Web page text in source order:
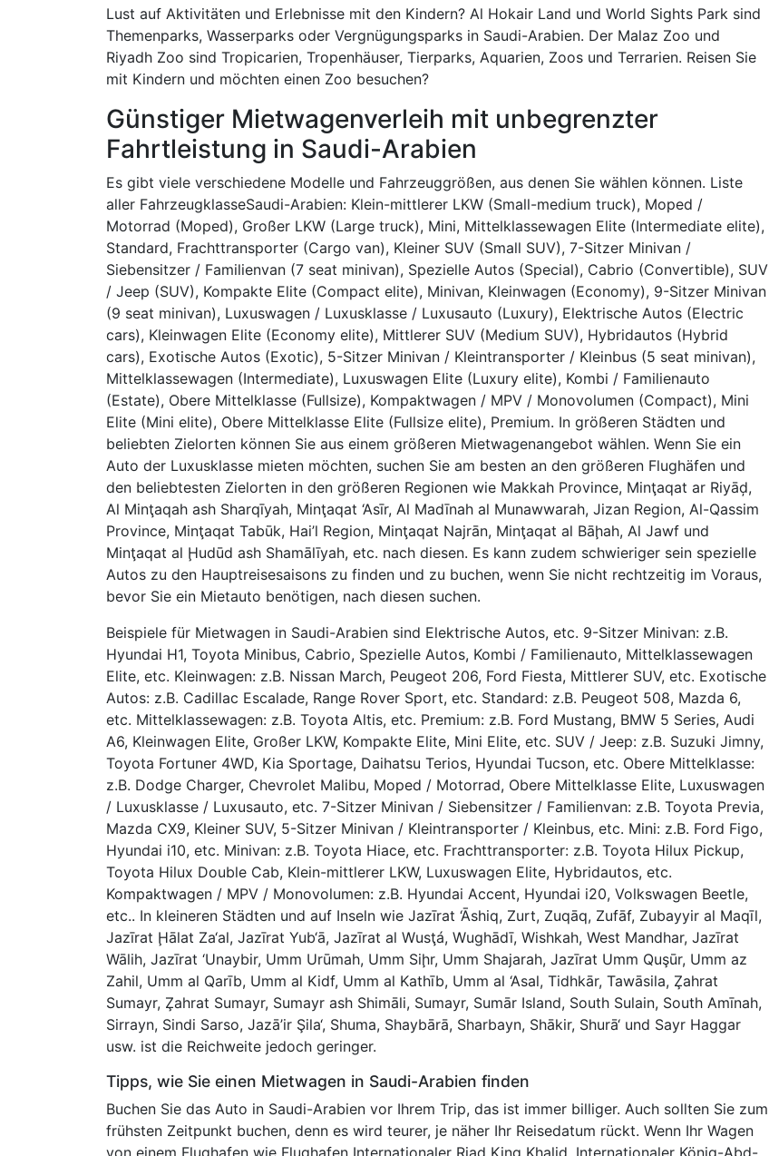
Lust auf Aktivitäten und Erlebnisse mit den Kindern? Al Hokair Land und World Sights Park sind
Themenparks, Wasserparks oder Vergnügungsparks in Saudi-Arabien. Der Malaz Zoo und
Riyadh Zoo sind Tropicarien, Tropenhäuser, Tierparks, Aquarien, Zoos und Terrarien. Reisen Sie
mit Kindern und möchten einen Zoo besuchen?
Günstiger Mietwagenverleih mit unbegrenzter
Fahrtleistung in Saudi-Arabien
Es gibt viele verschiedene Modelle und Fahrzeuggrößen, aus denen Sie wählen können. Liste
aller FahrzeugklasseSaudi-Arabien: Klein-mittlerer LKW (Small-medium truck), Moped /
Motorrad (Moped), Großer LKW (Large truck), Mini, Mittelklassewagen Elite (Intermediate elite),
Standard, Frachttransporter (Cargo van), Kleiner SUV (Small SUV), 7-Sitzer Minivan /
Siebensitzer / Familienvan (7 seat minivan), Spezielle Autos (Special), Cabrio (Convertible), SUV
/ Jeep (SUV), Kompakte Elite (Compact elite), Minivan, Kleinwagen (Economy), 9-Sitzer Minivan
(9 seat minivan), Luxuswagen / Luxusklasse / Luxusauto (Luxury), Elektrische Autos (Electric
cars), Kleinwagen Elite (Economy elite), Mittlerer SUV (Medium SUV), Hybridautos (Hybrid
cars), Exotische Autos (Exotic), 5-Sitzer Minivan / Kleintransporter / Kleinbus (5 seat minivan),
Mittelklassewagen (Intermediate), Luxuswagen Elite (Luxury elite), Kombi / Familienauto
(Estate), Obere Mittelklasse (Fullsize), Kompaktwagen / MPV / Monovolumen (Compact), Mini
Elite (Mini elite), Obere Mittelklasse Elite (Fullsize elite), Premium. In größeren Städten und
beliebten Zielorten können Sie aus einem größeren Mietwagenangebot wählen. Wenn Sie ein
Auto der Luxusklasse mieten möchten, suchen Sie am besten an den größeren Flughäfen und
den beliebtesten Zielorten in den größeren Regionen wie Makkah Province, Minţaqat ar Riyāḑ,
Al Minţaqah ash Sharqīyah, Minţaqat ‘Asīr, Al Madīnah al Munawwarah, Jizan Region, Al-Qassim
Province, Minţaqat Tabūk, Hai’l Region, Minţaqat Najrān, Minţaqat al Bāḩah, Al Jawf und
Minţaqat al Ḩudūd ash Shamālīyah, etc. nach diesen. Es kann zudem schwieriger sein spezielle
Autos zu den Hauptreisesaisons zu finden und zu buchen, wenn Sie nicht rechtzeitig im Voraus,
bevor Sie ein Mietauto benötigen, nach diesen suchen.
Beispiele für Mietwagen in Saudi-Arabien sind Elektrische Autos, etc. 9-Sitzer Minivan: z.B.
Hyundai H1, Toyota Minibus, Cabrio, Spezielle Autos, Kombi / Familienauto, Mittelklassewagen
Elite, etc. Kleinwagen: z.B. Nissan March, Peugeot 206, Ford Fiesta, Mittlerer SUV, etc. Exotische
Autos: z.B. Cadillac Escalade, Range Rover Sport, etc. Standard: z.B. Peugeot 508, Mazda 6,
etc. Mittelklassewagen: z.B. Toyota Altis, etc. Premium: z.B. Ford Mustang, BMW 5 Series, Audi
A6, Kleinwagen Elite, Großer LKW, Kompakte Elite, Mini Elite, etc. SUV / Jeep: z.B. Suzuki Jimny,
Toyota Fortuner 4WD, Kia Sportage, Daihatsu Terios, Hyundai Tucson, etc. Obere Mittelklasse:
z.B. Dodge Charger, Chevrolet Malibu, Moped / Motorrad, Obere Mittelklasse Elite, Luxuswagen
/ Luxusklasse / Luxusauto, etc. 7-Sitzer Minivan / Siebensitzer / Familienvan: z.B. Toyota Previa,
Mazda CX9, Kleiner SUV, 5-Sitzer Minivan / Kleintransporter / Kleinbus, etc. Mini: z.B. Ford Figo,
Hyundai i10, etc. Minivan: z.B. Toyota Hiace, etc. Frachttransporter: z.B. Toyota Hilux Pickup,
Toyota Hilux Double Cab, Klein-mittlerer LKW, Luxuswagen Elite, Hybridautos, etc.
Kompaktwagen / MPV / Monovolumen: z.B. Hyundai Accent, Hyundai i20, Volkswagen Beetle,
etc.. In kleineren Städten und auf Inseln wie Jazīrat ‘Āshiq, Zurt, Zuqāq, Zufāf, Zubayyir al Maqīl,
Jazīrat Ḩālat Za‘al, Jazīrat Yub‘ā, Jazīrat al Wusţá, Wughādī, Wishkah, West Mandhar, Jazīrat
Wālih, Jazīrat ‘Unaybir, Umm Urūmah, Umm Siḩr, Umm Shajarah, Jazīrat Umm Quşūr, Umm az
Zahil, Umm al Qarīb, Umm al Kidf, Umm al Kathīb, Umm al ‘Asal, Tidhkār, Tawāsila, Z̧ahrat
Sumayr, Z̧ahrat Sumayr, Sumayr ash Shimāli, Sumayr, Sumār Island, South Sulain, South Amīnah,
Sirrayn, Sindi Sarso, Jazā’ir Şila‘, Shuma, Shaybārā, Sharbayn, Shākir, Shurā‘ und Sayr Haggar
usw. ist die Reichweite jedoch geringer.
Tipps, wie Sie einen Mietwagen in Saudi-Arabien finden
Buchen Sie das Auto in Saudi-Arabien vor Ihrem Trip, das ist immer billiger. Auch sollten Sie zum
frühsten Zeitpunkt buchen, denn es wird teurer, je näher Ihr Reisedatum rückt. Wenn Ihr Wagen
von einem Flughafen wie Flughafen Internationaler Riad King Khalid, Internationaler König-Abd-